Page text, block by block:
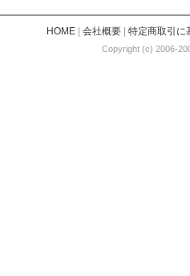
HOME| 会社概要| 特定商取引に
Copyright (c) 2006-